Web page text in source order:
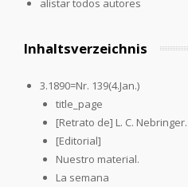
Inhaltsverzeichnis
3.1890=Nr. 139(4.Jan.)
title_page
[Retrato de] L. C. Nebringer.
[Editorial]
Nuestro material.
La semana